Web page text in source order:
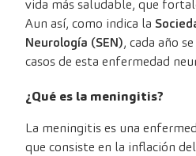
vida más saludable, que
Aun así, como indica la
Neurología (SEN), cada año
casos de esta enfermedad
¿Qué es la meningitis?
La meningitis es una
que consiste en la inflación